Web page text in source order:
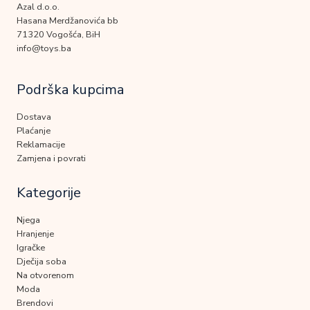
Azal d.o.o.
Hasana Merdžanovića bb
71320 Vogošća, BiH
info@toys.ba
Podrška kupcima
Dostava
Plaćanje
Reklamacije
Zamjena i povrati
Kategorije
Njega
Hranjenje
Igračke
Dječija soba
Na otvorenom
Moda
Brendovi